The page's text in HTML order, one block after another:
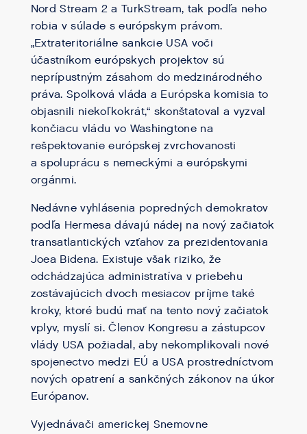
Nord Stream 2 a TurkStream, tak podľa neho
robia v súlade s európskym právom.
„Extrateritoriálne sankcie USA voči
účastníkom európskych projektov sú
neprípustným zásahom do medzinárodného
práva. Spolková vláda a Európska komisia to
objasnili niekoľkokrát,“ skonštatoval a vyzval
končiacu vládu vo Washingtone na
rešpektovanie európskej zvrchovanosti
a spoluprácu s nemeckými a európskymi
orgánmi.
Nedávne vyhlásenia popredných demokratov
podľa Hermesa dávajú nádej na nový začiatok
transatlantických vzťahov za prezidentovania
Joea Bidena. Existuje však riziko, že
odchádzajúca administratíva v priebehu
zostávajúcich dvoch mesiacov príjme také
kroky, ktoré budú mať na tento nový začiatok
vplyv, myslí si. Členov Kongresu a zástupcov
vlády USA požiadal, aby nekomplikovali nové
spojenectvo medzi EÚ a USA prostredníctvom
nových opatrení a sankčných zákonov na úkor
Európanov.
Vyjednávači americkej Snemovne